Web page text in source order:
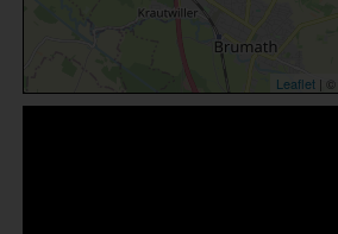
Leaflet| ©